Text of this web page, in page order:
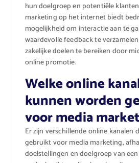
hun doelgroep en potentiële
marketing op het internet biedt
mogelijkheid om interactie aan te
waardevolle feedback te
zakelijke doelen te bereiken door
online promotie.
Welke online
kunnen worden
voor media
Er zijn verschillende online kanalen
gebruikt voor media marketing,
doelstellingen en doelgroep van